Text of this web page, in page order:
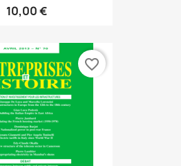
10,00 €
favorite_border